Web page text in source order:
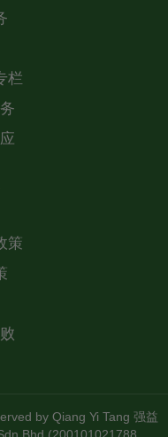
栏
策
by Qiang Yi Tang 强益